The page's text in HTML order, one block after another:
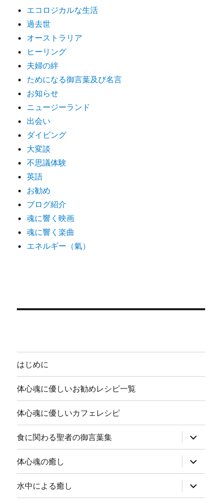
エコロジカルな生活
過去世
オーストラリア
ヒーリング
夫婦の絆
ためになる御言葉及び名言
お知らせ
ニュージーランド
出会い
ダイビング
大変談
不思議体験
英語
お勧め
ブログ紹介
魂に響く映画
魂に響く楽曲
エネルギー（氣）
はじめに
体心魂に優しいお勧めレシピ一覧
体心魂に優しいカフェレシピ
食に関わる聖者の御言葉集
サ
ブ
メ
ニ
ュ
ー
を
展
開
体心魂の癒し
サ
ブ
メ
ニ
ュ
ー
水中による癒し
サ
ブ
メ